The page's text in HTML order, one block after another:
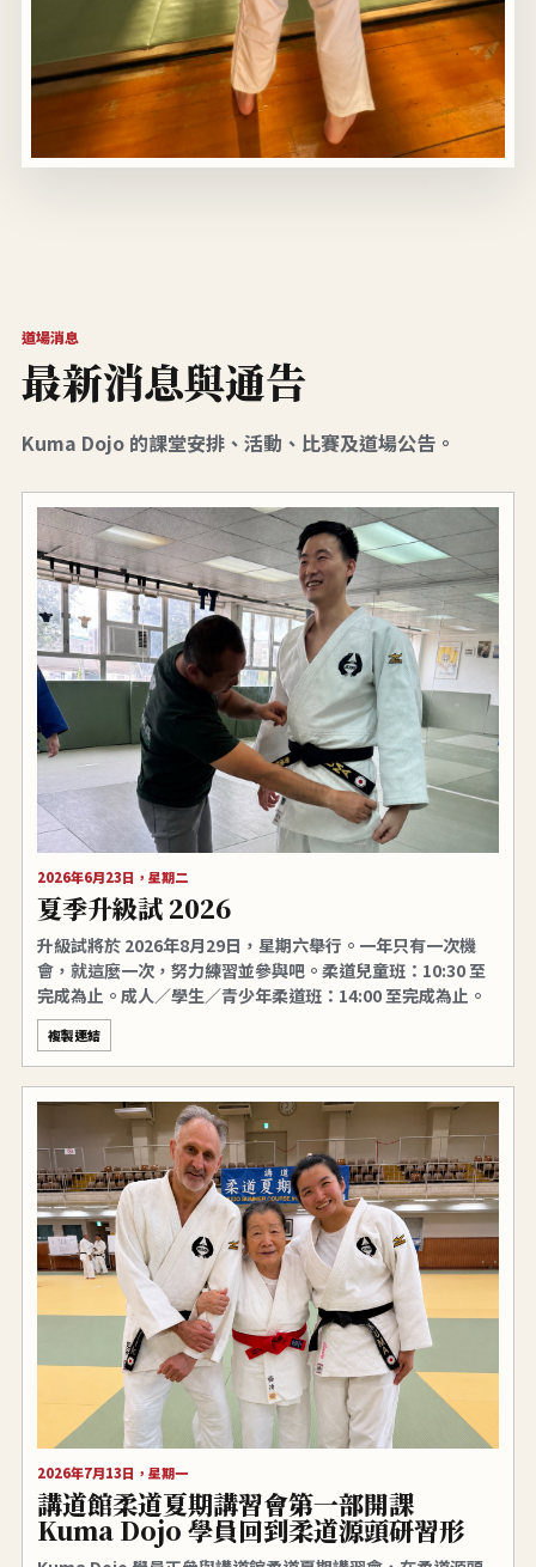
道場消息
最新消息與通告
Kuma Dojo 的課堂安排、活動、比賽及道場公告。
2026年6月23日，星期二
夏季升級試 2026
升級試將於 2026年8月29日，星期六舉行。一年只有一次機
會，就這麼一次，努力練習並參與吧。柔道兒童班：10:30 至
完成為止。成人／學生／青少年柔道班：14:00 至完成為止。
複製連結
2026年7月13日，星期一
講道館柔道夏期講習會第一部開課
Kuma Dojo 學員回到柔道源頭研習形